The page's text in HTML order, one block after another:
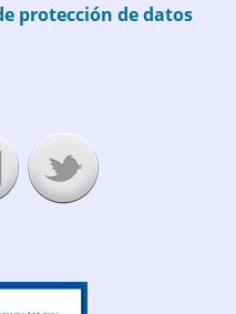
protección de datos